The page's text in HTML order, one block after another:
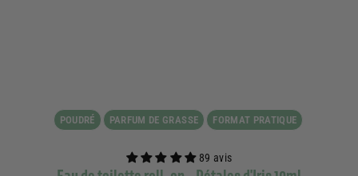
POUDRÉ PARFUM DE GRASSE FORMAT PRATIQUE
89 avis